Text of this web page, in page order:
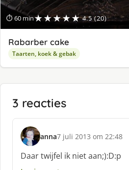
⏱ 60 min★★★★★ 4.5 (20)
Rabarber cake
Taarten, koek & gebak
3 reacties
anna
s
c
h
7 juli 2013 om 22:48
Daar twijfel ik niet aan;):D:p